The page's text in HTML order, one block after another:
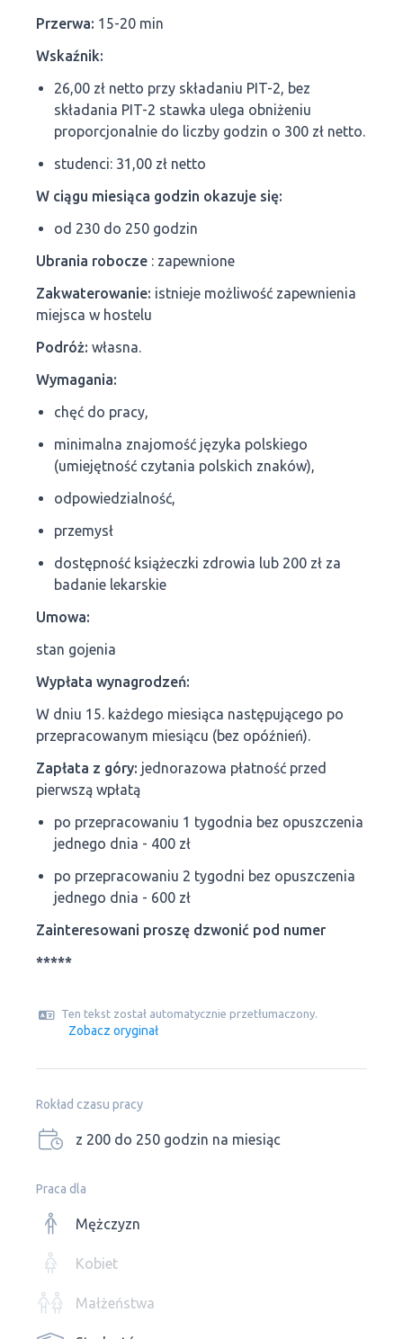
Przerwa: 15-20 min
Wskaźnik:
26,00 zł netto przy składaniu PIT-2, bez
składania PIT-2 stawka ulega obniżeniu
proporcjonalnie do liczby godzin o 300 zł netto.
studenci: 31,00 zł netto
W ciągu miesiąca godzin okazuje się:
od 230 do 250 godzin
Ubrania robocze : zapewnione
Zakwaterowanie: istnieje możliwość zapewnienia
miejsca w hostelu
Podróż: własna.
Wymagania:
chęć do pracy,
minimalna znajomość języka polskiego
(umiejętność czytania polskich znaków),
odpowiedzialność,
przemysł
dostępność książeczki zdrowia lub 200 zł za
badanie lekarskie
Umowa:
stan gojenia
Wypłata wynagrodzeń:
W dniu 15. każdego miesiąca następującego po
przepracowanym miesiącu (bez opóźnień).
Zapłata z góry: jednorazowa płatność przed
pierwszą wpłatą
po przepracowaniu 1 tygodnia bez opuszczenia
jednego dnia - 400 zł
po przepracowaniu 2 tygodni bez opuszczenia
jednego dnia - 600 zł
Zainteresowani proszę dzwonić pod numer
*****
Ten tekst został automatycznie przetłumaczony.
Zobacz oryginał
Rokład czasu pracy
z 200 do 250 godzin na miesiąc
Praca dla
Mężczyzn
Kobiet
Małżeństwa